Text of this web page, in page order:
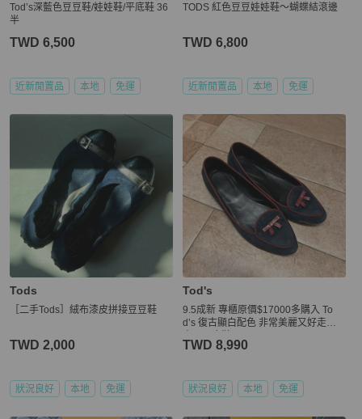
Tod’s深藍色豆豆鞋/娃娃鞋/平底鞋 36
半
TWD 6,500
近新閒置品 本地 免運
TODS 紅色豆豆娃娃鞋～蝴蝶結滾邊
TWD 6,800
近新閒置品 本地 免運
Tods
［二手Tods］絨布漆皮拼接豆豆鞋
TWD 2,000
狀況良好 本地 免運
Tod's
9.5成新 專櫃原價$17000多購入 To
d’s 復古顯白配色 非常美麗又好走的✨
TWD 8,990
狀況良好 本地 免運